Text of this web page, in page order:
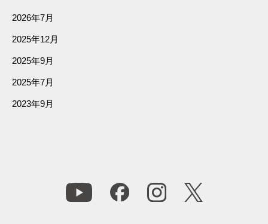
2026年7月
2025年12月
2025年9月
2025年7月
2023年9月